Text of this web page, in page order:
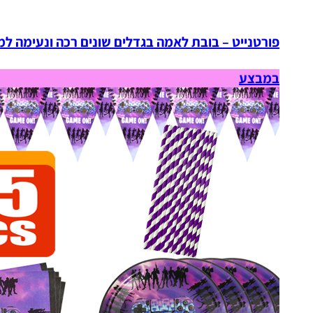
פורטנייט – בובת לאמה בגדלים שונים רכה ונעימה
במבצע